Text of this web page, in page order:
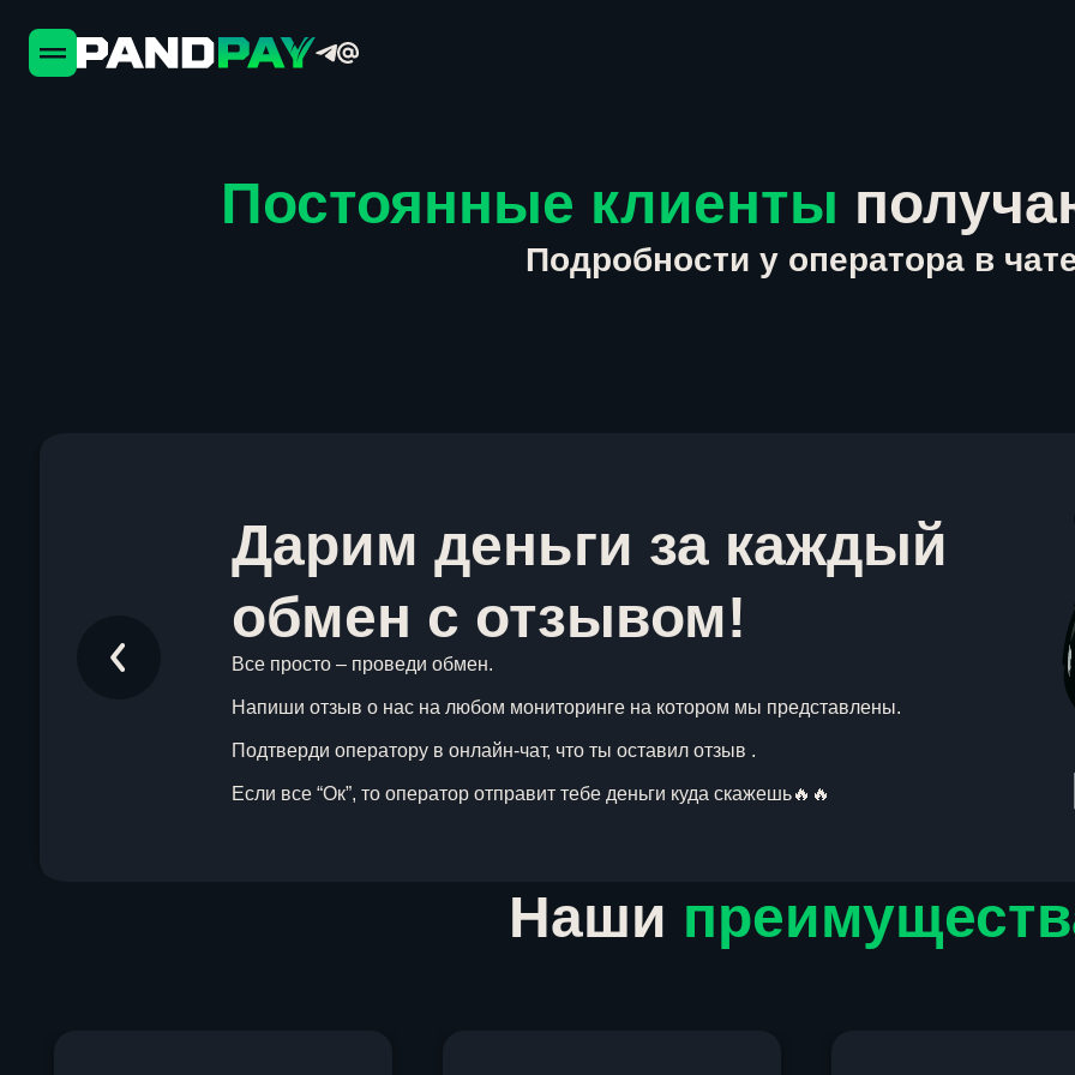
Постоянные клиенты
Подробности у оператора в
Дарим деньги за каждый
обмен с отзывом!
Все просто – проведи обмен.
Напиши отзыв о нас на любом мониторинге на котором мы представлены.
Подтверди оператору в онлайн-чат, что ты оставил отзыв .
Если все “Ок”, то оператор отправит тебе деньги куда скажешь🔥🔥
Наши